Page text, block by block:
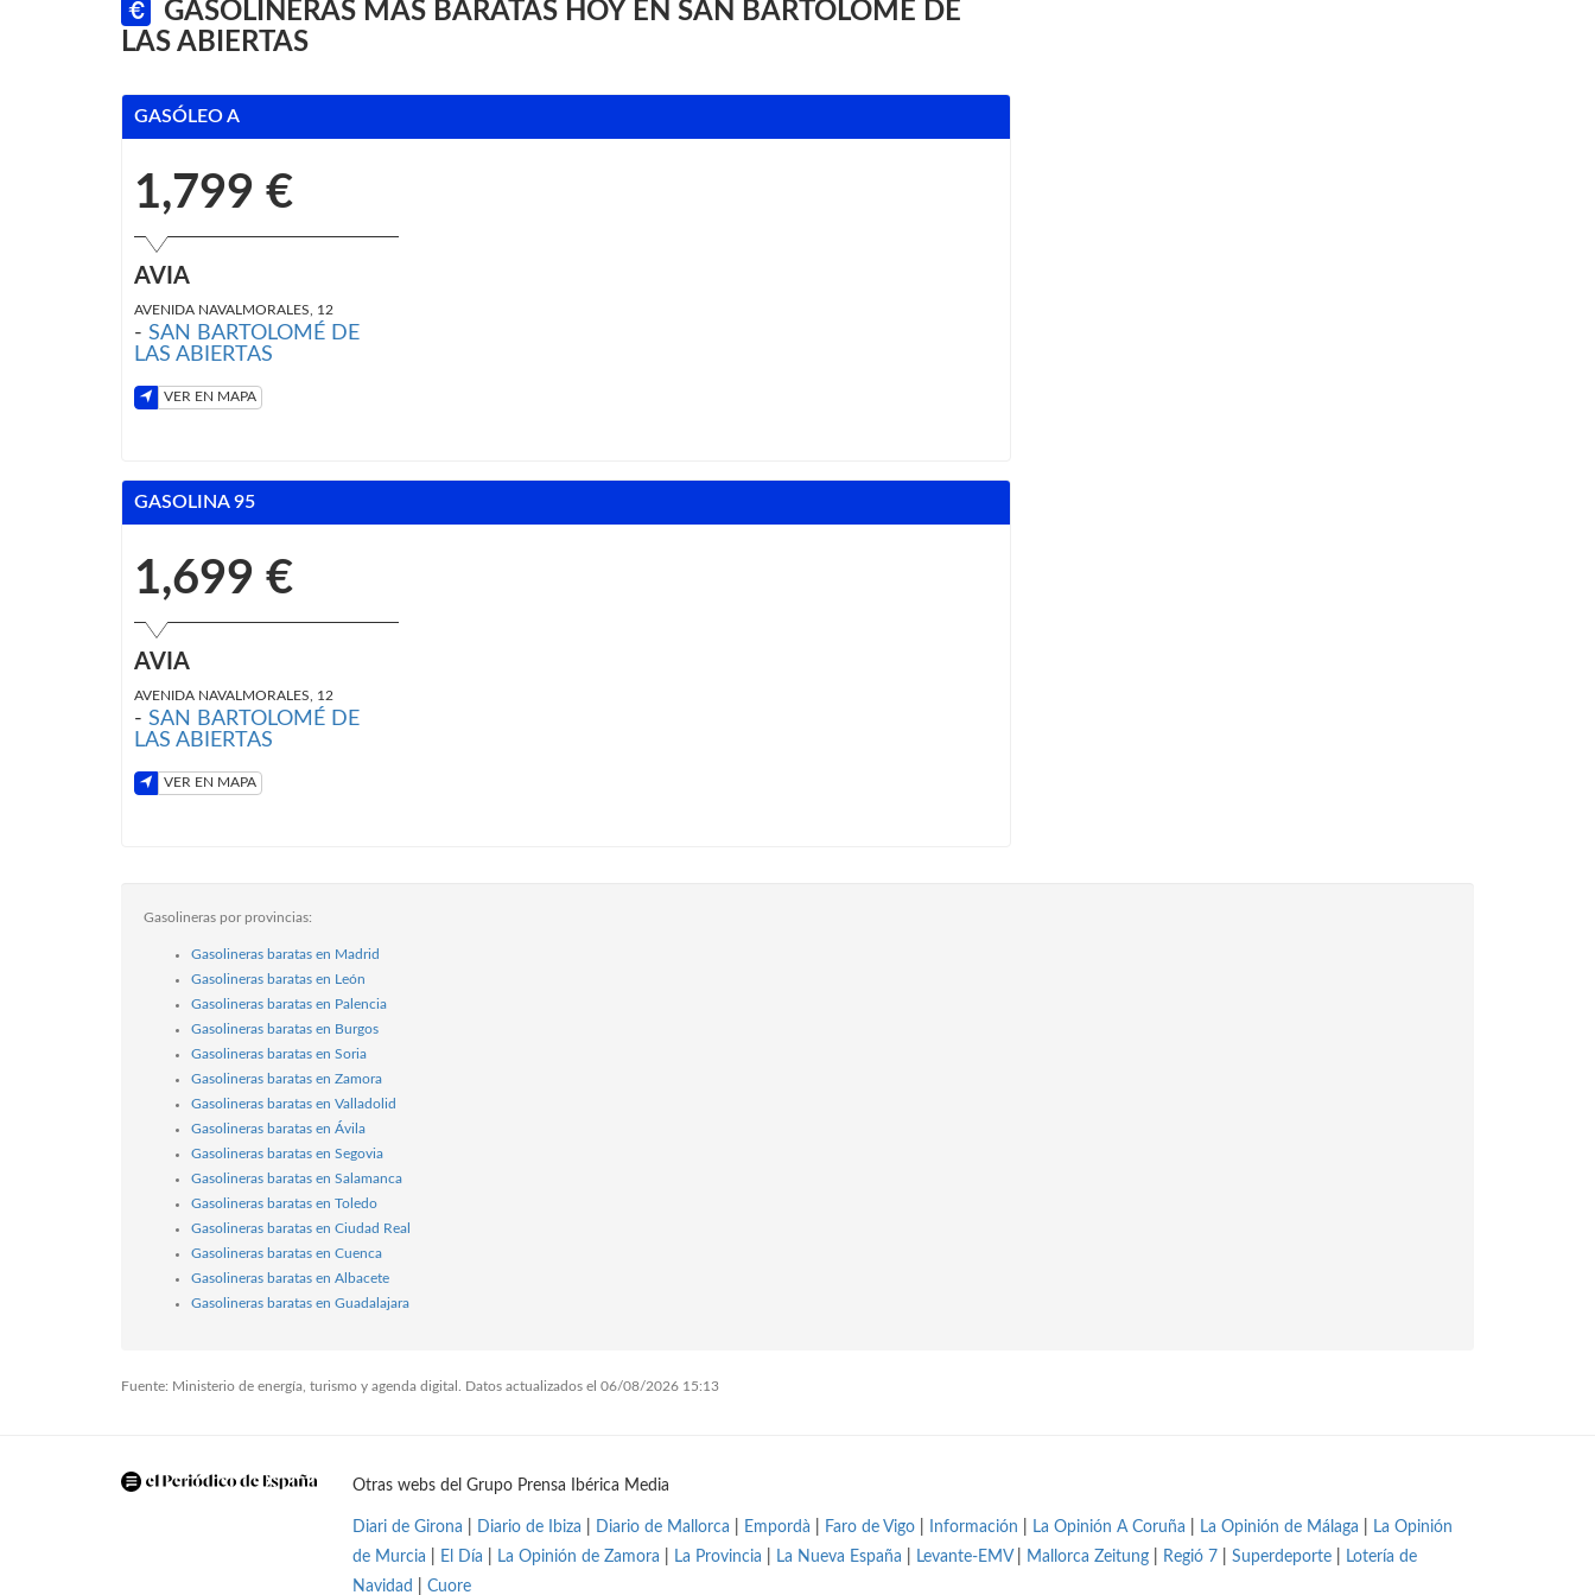
GASOLINERAS MÁS BARATAS HOY EN SAN BARTOLOMÉ DE
LAS ABIERTAS
GASÓLEO A
1,799 €
AVIA
AVENIDA NAVALMORALES, 12
- SAN BARTOLOMÉ DE
LAS ABIERTAS
VER EN MAPA
GASOLINA 95
1,699 €
AVIA
AVENIDA NAVALMORALES, 12
- SAN BARTOLOMÉ DE
LAS ABIERTAS
VER EN MAPA
Gasolineras por provincias:
Gasolineras baratas en Madrid
Gasolineras baratas en León
Gasolineras baratas en Palencia
Gasolineras baratas en Burgos
Gasolineras baratas en Soria
Gasolineras baratas en Zamora
Gasolineras baratas en Valladolid
Gasolineras baratas en Ávila
Gasolineras baratas en Segovia
Gasolineras baratas en Salamanca
Gasolineras baratas en Toledo
Gasolineras baratas en Ciudad Real
Gasolineras baratas en Cuenca
Gasolineras baratas en Albacete
Gasolineras baratas en Guadalajara
Fuente: Ministerio de energía, turismo y agenda digital. Datos actualizados el 06/08/2026 15:13
Otras webs del Grupo Prensa Ibérica Media
Diari de Girona Diario de Ibiza Diario de Mallorca Empordà Faro de Vigo Información La Opinión A Coruña La Opinión de Málaga
La Opinión
de Murcia
El Día La Opinión de Zamora La Provincia La Nueva España Levante-EMV| Mallorca Zeitung Regió 7 Superdeporte
Lotería de
Navidad
Cuore